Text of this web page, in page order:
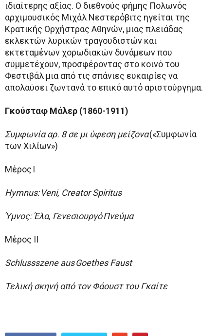
ιδιαίτερης αξίας. Ο διεθνούς φήμης Πολωνός
αρχιμουσικός Μιχάλ Νεστερόβιτς ηγείται της
Κρατικής Ορχήστρας Αθηνών, μιας πλειάδας
εκλεκτών λυρικών τραγουδιστών και
εκτεταμένων χορωδιακών δυνάμεων που
συμμετέχουν, προσφέροντας στο κοινό του
Φεστιβάλ μια από τις σπάνιες ευκαιρίες να
απολαύσει ζωντανά το επικό αυτό αριστούργημα.
Γκούσταφ Μάλερ (1860-1911)
Συμφωνία αρ. 8 σε μι ύφεση μείζονα(«Συμφωνία
των Χιλίων»)
Μέρος I
Hymnus: Veni, Creator Spiritus
Ύμνος: Έλα, Γενεσιουργό Πνεύμα
Μέρος II
Schlussszene aus Goethes Faust
Τελική σκηνή από τον Φάουστ του Γκαίτε